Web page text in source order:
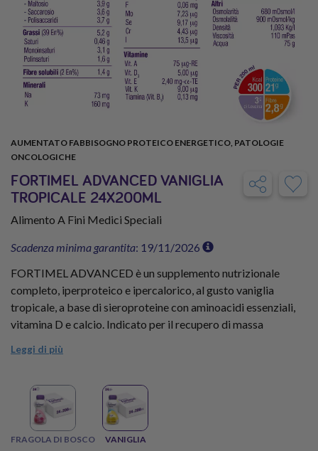
AUMENTATO FABBISOGNO PROTEICO ENERGETICO, PATOLOGIE
ONCOLOGICHE
FORTIMEL ADVANCED VANIGLIA
TROPICALE 24X200ML
Alimento A Fini Medici Speciali
Scadenza minima garantita: 19/11/2026
FORTIMEL ADVANCED è un supplemento nutrizionale
completo, iperproteico e ipercalorico, al gusto vaniglia
tropicale, a base di sieroproteine con aminoacidi essenziali,
vitamina D e calcio. Indicato per il recupero di massa
gestione dietetica di pazienti con malnutrizione correlata a
Ogni bottiglia da 200ml contiene 21g di proteine e 300Kcal.
Fai scorta di FORTIMEL ADVANCED VANIGLIA
TROPICALE con il Kit Terapia gusto Vaniglia Tropicale da 8
Leggi di più
FRAGOLA DI BOSCO VANIGLIA